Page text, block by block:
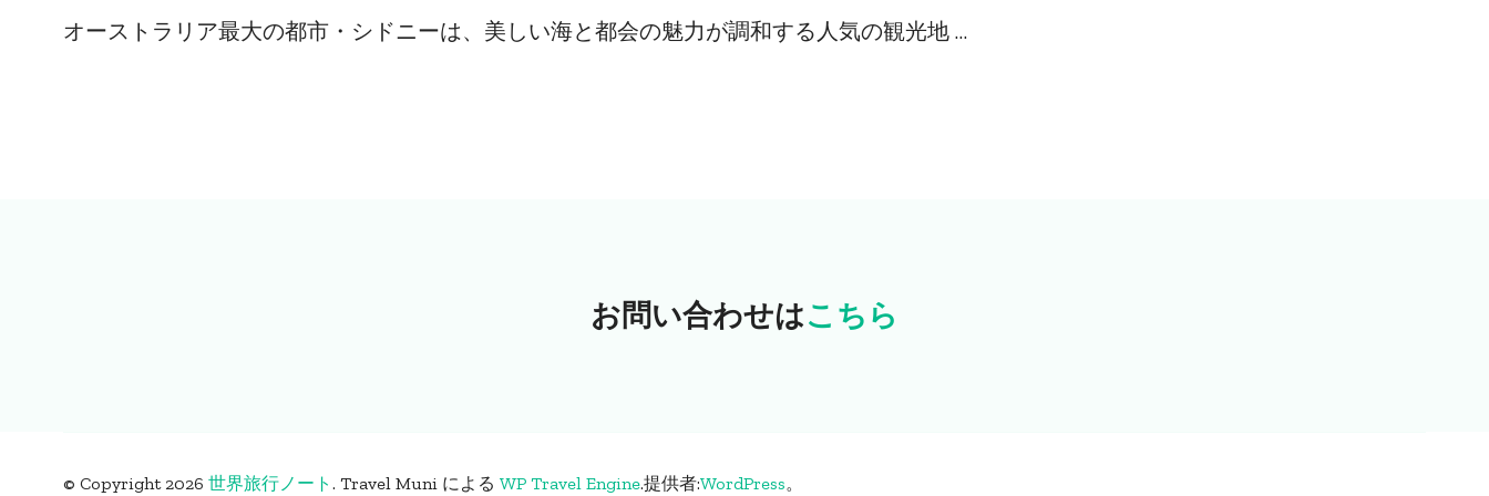
オーストラリア最大の都市・シドニーは、美しい海と都会の魅力が調和する人気の観光地 …
お問い合わせはこちら
© Copyright 2026 世界旅行ノート . Travel Muni による WP Travel Engine.提供者:WordPress。